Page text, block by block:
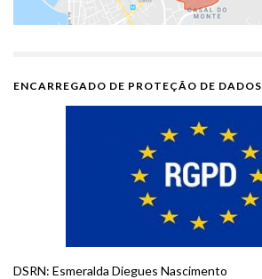
ENCARREGADO DE PROTEÇÃO DE DADOS
DSRN: Esmeralda Diegues Nascimento